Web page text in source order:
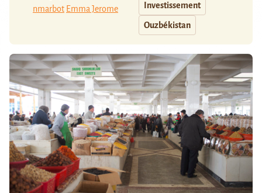
nmarbot Emma Jerome Investissement
Ouzbékistan